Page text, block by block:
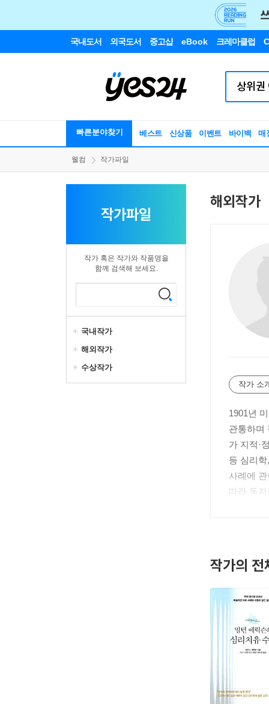
국내도서 외국도서 중고샵 eBook 크레마클럽
빠른분야찾기 베스트 신상품 이벤트 바이백 매
웰컴 작가파일
작가파일
작가 혹은 작가와 작품명을
함께 검색해 보세요.
국내작가
해외작가
수상작가
해외작가
작가 소
1901년
관통하며
가 지적·
등 심리
사례에
따라 독
작가의 전